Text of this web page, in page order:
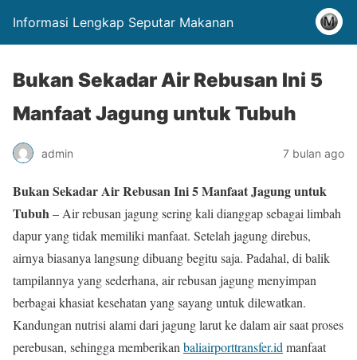
Informasi Lengkap Seputar Makanan
Bukan Sekadar Air Rebusan Ini 5
Manfaat Jagung untuk Tubuh
admin 7 bulan ago
Bukan Sekadar Air Rebusan Ini 5 Manfaat Jagung untuk
Tubuh– Air rebusan jagung sering kali dianggap sebagai limbah
dapur yang tidak memiliki manfaat. Setelah jagung direbus,
airnya biasanya langsung dibuang begitu saja. Padahal, di balik
tampilannya yang sederhana, air rebusan jagung menyimpan
berbagai khasiat kesehatan yang sayang untuk dilewatkan.
Kandungan nutrisi alami dari jagung larut ke dalam air saat proses
perebusan, sehingga memberikan baliairporttransfer.id manfaat